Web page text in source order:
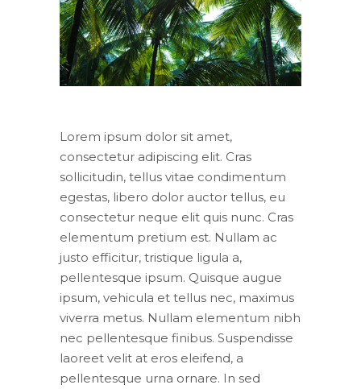
Lorem ipsum dolor sit amet,
consectetur adipiscing elit. Cras
sollicitudin, tellus vitae condimentum
egestas, libero dolor auctor tellus, eu
consectetur neque elit quis nunc. Cras
elementum pretium est. Nullam ac
justo efficitur, tristique ligula a,
pellentesque ipsum. Quisque augue
ipsum, vehicula et tellus nec, maximus
viverra metus. Nullam elementum nibh
nec pellentesque finibus. Suspendisse
laoreet velit at eros eleifend, a
pellentesque urna ornare. In sed